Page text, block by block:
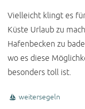
Vielleicht klingt es
Küste Urlaub zu
Hafenbecken zu
wo es diese
besonders toll ist.
weitersegeln